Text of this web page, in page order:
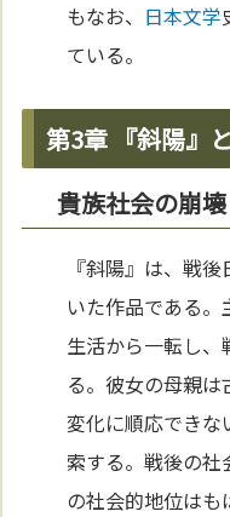
もなお、 日本文学
ている。
第3章 『斜陽』
貴族社会の崩壊
『斜陽』は、戦後
いた作品である
生活から一転し
る。彼女の母親は
変化に順応できな
索する。戦後の社
の社会的地位はも